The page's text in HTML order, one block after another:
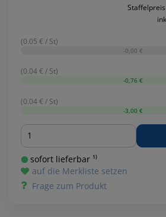
(0.05 € / St)
-0,00 €
(0.04 € / St)
-0,76 €
(0.04 € / St)
-3,00 €
Menge
sofort lieferbar ¹⁾
auf die Merkliste setzen
Frage zum Produkt